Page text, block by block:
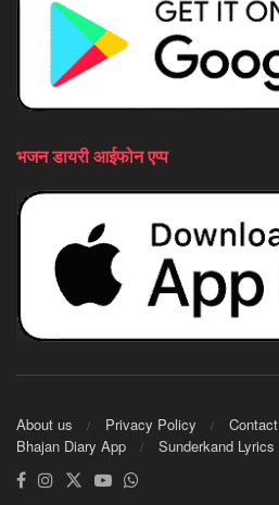
भजन डायरी आईफोन एप्प
About us Privacy Policy Contact
Bhajan Diary App
Sunderkand Lyrics